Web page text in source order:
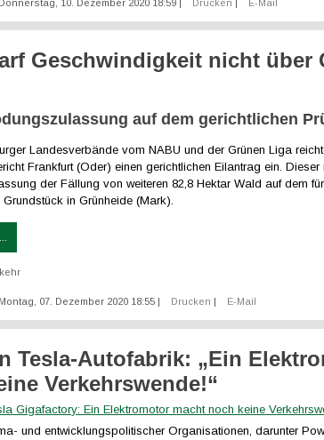
10. Dezember 2020 18:59 | Drucken | E-Mail
Geschwindigkeit nicht über
auf dem gerichtlichen
Landesverbände vom NABU und der Grünen Liga
Frankfurt (Oder) einen gerichtlichen Eilantrag ein.
der Fällung von weiteren 82,8 Hektar Wald auf dem
in Grünheide (Mark).
07. Dezember 2020 18:55 | Drucken | E-Mail
Tesla-Autofabrik: „Ein
Verkehrswende!“
Gigafactory: Ein Elektromotor macht noch keine
und entwicklungspolitischer Organisationen, darunter